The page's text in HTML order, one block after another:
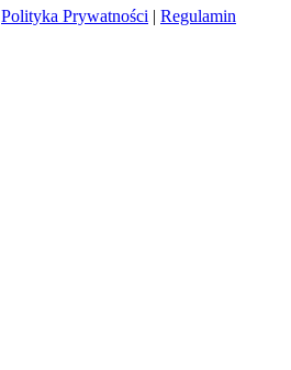
Polityka Prywatności | Regulamin